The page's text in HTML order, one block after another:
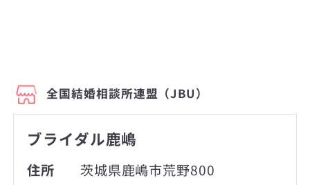
全国結婚相談所連盟（JBU）
ブライダル鹿嶋
住所
茨城県鹿嶋市荒野800